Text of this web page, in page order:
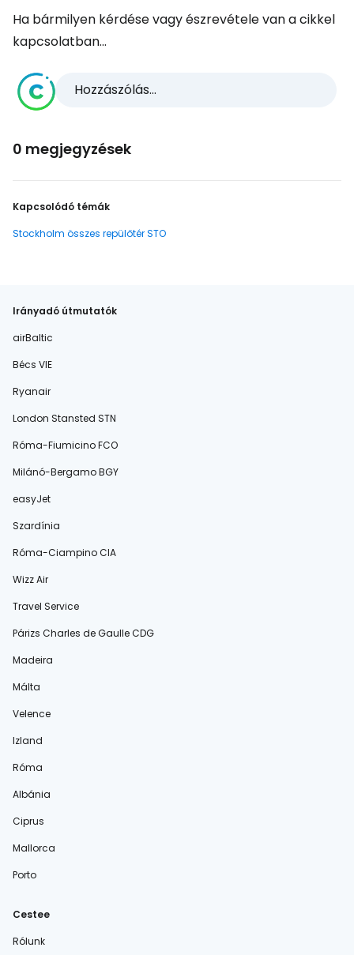
Ha bármilyen kérdése vagy észrevétele van a cikkel
kapcsolatban...
Hozzászólás...
0 megjegyzések
Kapcsolódó témák
Stockholm összes repülőtér STO
Irányadó útmutatók
airBaltic
Bécs VIE
Ryanair
London Stansted STN
Róma-Fiumicino FCO
Milánó-Bergamo BGY
easyJet
Szardínia
Róma-Ciampino CIA
Wizz Air
Travel Service
Párizs Charles de Gaulle CDG
Madeira
Málta
Velence
Izland
Róma
Albánia
Ciprus
Mallorca
Porto
Cestee
Rólunk